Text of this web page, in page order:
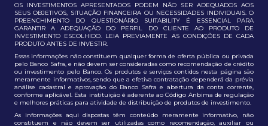
OS INVESTIMENTOS APRESENTADOS PODEM NÃO SER ADEQUADOS AOS
SEUS OBJETIVOS, SITUAÇÃO FINANCEIRA OU NECESSIDADES INDIVIDUAIS. O
PREENCHIMENTO DO QUESTIONÁRIO SUITABILITY É ESSENCIAL PARA
GARANTIR A ADEQUAÇÃO DO PERFIL DO CLIENTE AO PRODUTO DE
INVESTIMENTO ESCOLHIDO. LEIA PREVIAMENTE AS CONDIÇÕES DE CADA
PRODUTO ANTES DE INVESTIR.
Essas informações não constituem qualquer forma de oferta pública ou privada
pelo Banco Safra, e não devem ser consideradas como recomendação de crédito
ou investimento pelo Banco. Os produtos e serviços contidos nesta página são
meramente informativos, sendo que a efetiva contratação dependerá da prévia
análise cadastral e aprovação do Banco Safra e abertura da conta corrente,
conforme aplicável. Esta instituição é aderente ao Código Anbima de regulação
e melhores práticas para atividade de distribuição de produtos de investimento.
As informações aqui dispostas têm conteúdo meramente informativo, não
constituem e não devem ser utilizadas como recomendação, auxiliar ou